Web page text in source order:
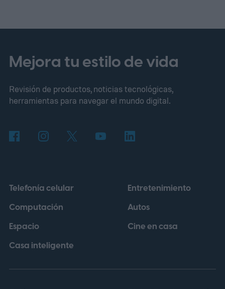
utilizado se llama Evo 2 y funciona de
manera similar a un sistema de lenguaje
generativo, aunque en lugar de analizar
palabras trabaja con información genética.
de secuencias de ADN y, para este
pertenecientes a la familia Microviridae.
Mejora tu estilo de vida
Revisión de productos, noticias tecnológicas,
herramientas para navegar el mundo digital.
Telefonía celular
Computación
Espacio
Casa inteligente
Entretenimiento
Autos
Cine en casa